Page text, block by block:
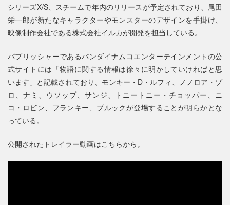
シリーズX/S、スチームで年内のリリースが予定されており、尾田
栄一郎が新たなキャラクターやモンスターのデザインを手掛け、
映像制作会社である株式会社イルカが開発を担当している。
パブリッシャーであるバンダイナムコエンターテインメントの公
式サイトには「物語に関する情報は徐々に明かしていければと思
います」と記載されており、モンキー・D・ルフィ、ノノロア・ゾ
ロ、ナミ、ウソップ、サンジ、トニートニー・チョッパー、ニ
コ・ロビン、フランキー、ブルックが登場することが明らかとな
っている。
公開されたトレイラー動画はこちらから。